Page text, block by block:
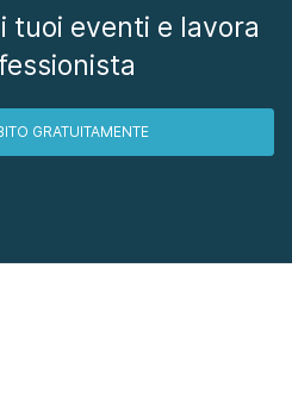
tuoi eventi e lavora
GRATUITAMENTE